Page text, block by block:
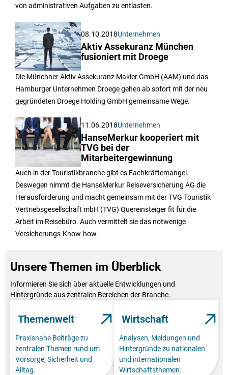
von administrativen Aufgaben zu entlasten.
08.10.2018Unternehmen
Aktiv Assekuranz München
fusioniert mit Droege
Die Münchner Aktiv Assekuranz Makler GmbH (AAM) und das
Hamburger Unternehmen Droege gehen ab sofort mit der neu
gegründeten Droege Holding GmbH gemeinsame Wege.
11.06.2018Unternehmen
HanseMerkur kooperiert mit
TVG bei der
Mitarbeitergewinnung
Auch in der Touristikbranche gibt es Fachkräftemangel.
Deswegen nimmt die HanseMerkur Reiseversicherung AG die
Herausforderung und macht gemeinsam mit der TVG Touristik
Vertriebsgesellschaft mbH (TVG) Quereinsteiger fit für die
Arbeit im Reisebüro. Auch vermittelt sie das notwenige
Versicherungs-Know-how.
Unsere Themen im Überblick
Informieren Sie sich über aktuelle Entwicklungen und
Hintergründe aus zentralen Bereichen der Branche.
Themenwelt
Praxisnahe Beiträge zu
zentralen Themen rund um
Vorsorge, Sicherheit und
Alltag.
Wirtschaft
Analysen, Meldungen und
Hintergründe zu nationalen
und internationalen
Wirtschaftsthemen.